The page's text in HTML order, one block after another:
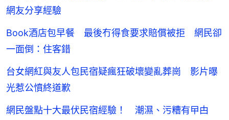
網友分享經驗
Book酒店包早餐 最後冇得食要求賠償被拒 網民卻
一面倒：住客錯
台女網紅與友人包民宿疑瘋狂破壞變亂葬崗 影片曝
光惹公憤終道歉
網民盤點十大最伏民宿經驗！ 潮濕、污糟有曱甴